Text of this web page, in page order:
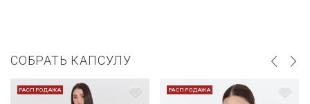
СОБРАТЬ КАПСУЛУ
РАСПРОДАЖА РАСПРОДАЖА